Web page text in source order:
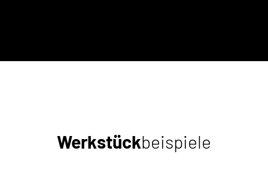
Werkstückbeispiele